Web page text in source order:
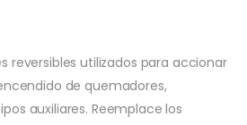
reversibles utilizados para accionar
de quemadores,
auxiliares. Reemplace los